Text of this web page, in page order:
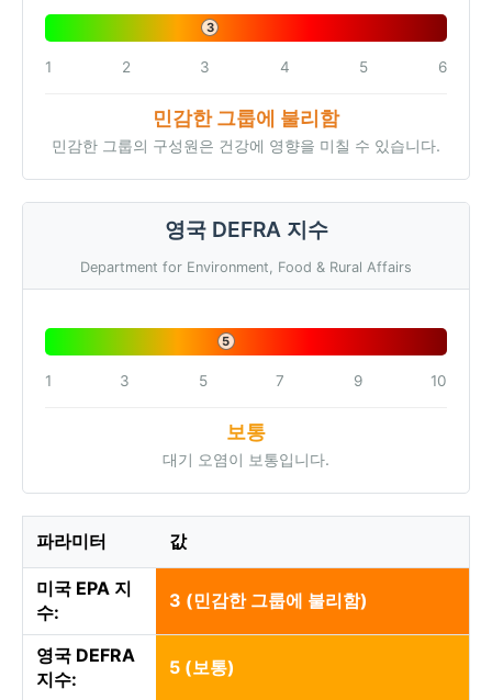
3
1 2 3 4 5 6
민감한 그룹에 불리함
민감한 그룹의 구성원은 건강에 영향을 미칠 수 있습니다.
영국 DEFRA 지수
Department for Environment, Food & Rural Affairs
5
1 3 5 7 9 10
보통
대기 오염이 보통입니다.
파라미터 값
미국 EPA 지
수:
3 (민감한 그룹에 불리함)
영국 DEFRA
지수:
5 (보통)